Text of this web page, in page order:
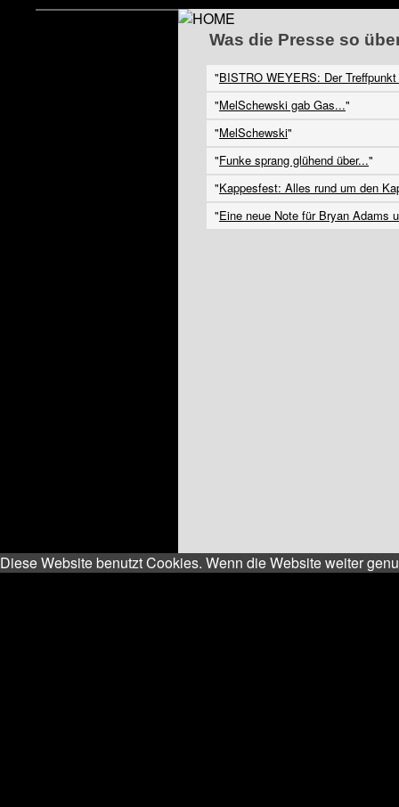
Was die Presse so
"BISTRO WEYERS: Der
"MelSchewski gab Gas..."
"MelSchewski"
"Funke sprang glühend über..."
"Kappesfest: Alles rund um den
"Eine neue Note für Bryan Adams
Diese Website benutzt Cookies. Wenn die Website weiter